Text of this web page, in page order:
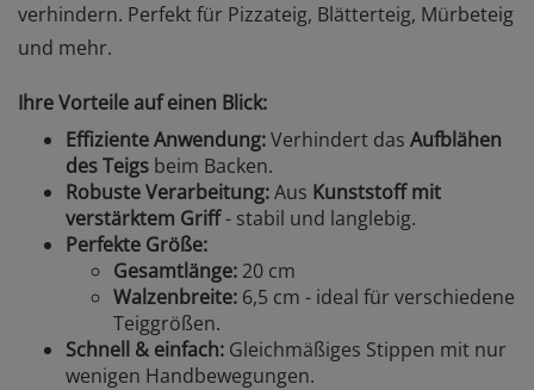
verhindern. Perfekt für Pizzateig, Blätterteig, Mürbeteig
und mehr.
Ihre Vorteile auf einen Blick:
Effiziente Anwendung:Verhindert das Aufblähen
des Teigs beim Backen.
Robuste Verarbeitung:Aus Kunststoff mit
verstärktem Griff- stabil und langlebig.
Perfekte Größe:
Gesamtlänge: 20 cm
Walzenbreite: 6,5 cm - ideal für verschiedene
Teiggrößen.
Schnell & einfach: Gleichmäßiges Stippen mit nur
wenigen Handbewegungen.